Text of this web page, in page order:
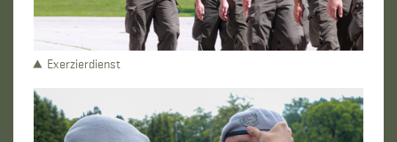
Exerzierdienst